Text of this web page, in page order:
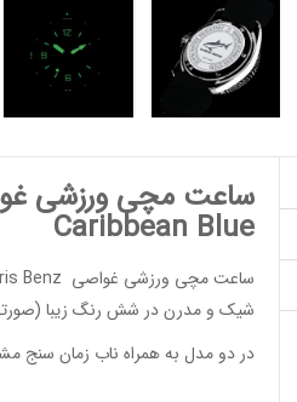
ساعت مچی ورزشی غواصی
Caribbean Blue
ساعت مچی ورزشی غواصی Benz
شیک و مدرن در شش رنگ زیبا
در دو مدل به همراه ناب زمان سنج